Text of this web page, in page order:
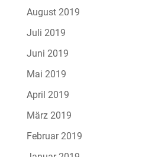
August 2019
Juli 2019
Juni 2019
Mai 2019
April 2019
März 2019
Februar 2019